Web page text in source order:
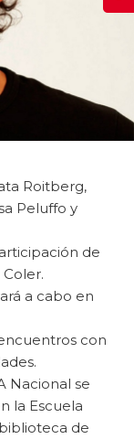
Roitberg,
Peluffo y
de
a cabo en
con
Nacional se
la Escuela
de